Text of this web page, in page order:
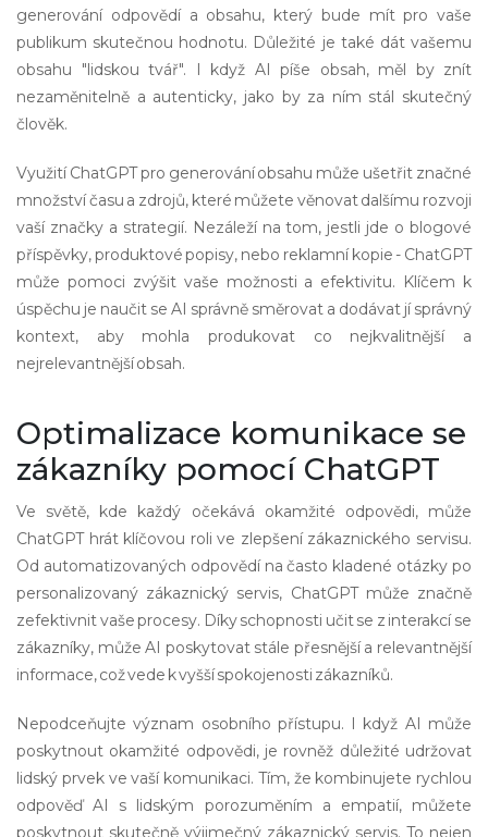
generování odpovědí a obsahu, který bude mít pro vaše
publikum skutečnou hodnotu. Důležité je také dát vašemu
obsahu "lidskou tvář". I když AI píše obsah, měl by znít
nezaměnitelně a autenticky, jako by za ním stál skutečný
člověk.
Využití ChatGPT pro generování obsahu může ušetřit značné
množství času a zdrojů, které můžete věnovat dalšímu rozvoji
vaší značky a strategií. Nezáleží na tom, jestli jde o blogové
příspěvky, produktové popisy, nebo reklamní kopie - ChatGPT
může pomoci zvýšit vaše možnosti a efektivitu. Klíčem k
úspěchu je naučit se AI správně směrovat a dodávat jí správný
kontext, aby mohla produkovat co nejkvalitnější a
nejrelevantnější obsah.
Optimalizace komunikace se
zákazníky pomocí ChatGPT
Ve světě, kde každý očekává okamžité odpovědi, může
ChatGPT hrát klíčovou roli ve zlepšení zákaznického servisu.
Od automatizovaných odpovědí na často kladené otázky po
personalizovaný zákaznický servis, ChatGPT může značně
zefektivnit vaše procesy. Díky schopnosti učit se z interakcí se
zákazníky, může AI poskytovat stále přesnější a relevantnější
informace, což vede k vyšší spokojenosti zákazníků.
Nepodceňujte význam osobního přístupu. I když AI může
poskytnout okamžité odpovědi, je rovněž důležité udržovat
lidský prvek ve vaší komunikaci. Tím, že kombinujete rychlou
odpověď AI s lidským porozuměním a empatií, můžete
poskytnout skutečně výjimečný zákaznický servis. To nejen